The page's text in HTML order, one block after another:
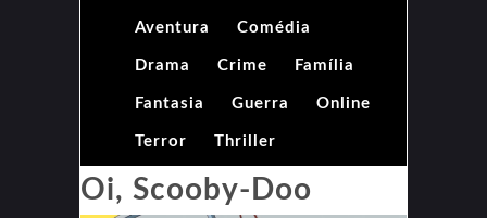
Aventura Comédia
Drama Crime Família
Fantasia Guerra Online
Terror Thriller
Oi, Scooby-Doo